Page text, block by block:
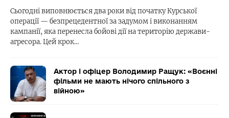
Сьогодні виповнюється два роки від початку Курської
операції — безпрецедентної за задумом і виконанням
кампанії, яка перенесла бойові дії на територію держави-
агресора. Цей крок…
Актор і офіцер Володимир Ращук: «Воєнні
фільми не мають нічого спільного з
війною»